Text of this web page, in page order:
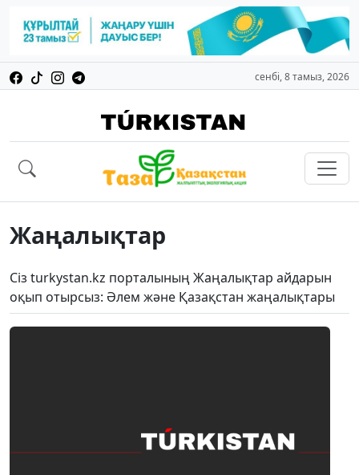
сенбі, 8 тамыз, 2026
Жаңалықтар
Сіз turkystan.kz порталының Жаңалықтар айдарын
оқып отырсыз: Әлем және Қазақстан жаңалықтары